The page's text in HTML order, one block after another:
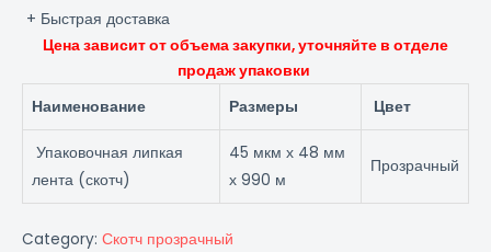
+ Быстрая доставка
Цена зависит от объема закупки, уточняйте в отделе
продаж упаковки
Наименование
Размеры Цвет
Упаковочная липкая
лента (скотч)
45 мкм х 48 мм
х 990 м
Прозрачный
Category: Скотч прозрачный